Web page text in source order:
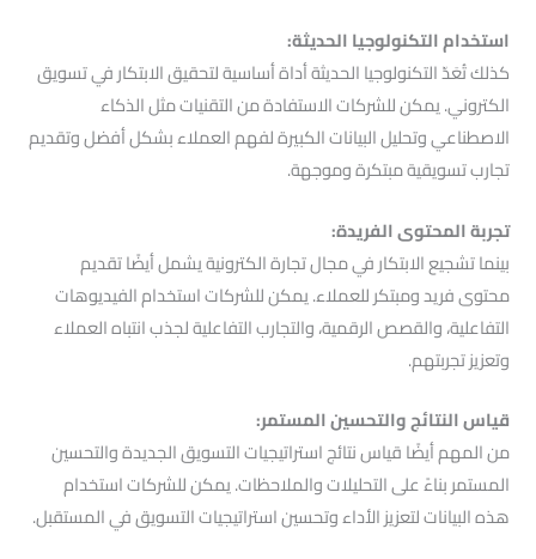
استخدام التكنولوجيا الحديثة:
كذلك تُعَدّ التكنولوجيا الحديثة أداة أساسية لتحقيق الابتكار في تسويق
الكتروني. يمكن للشركات الاستفادة من التقنيات مثل الذكاء
الاصطناعي وتحليل البيانات الكبيرة لفهم العملاء بشكل أفضل وتقديم
تجارب تسويقية مبتكرة وموجهة.
تجربة المحتوى الفريدة:
بينما تشجيع الابتكار في مجال تجارة الكترونية يشمل أيضًا تقديم
محتوى فريد ومبتكر للعملاء. يمكن للشركات استخدام الفيديوهات
التفاعلية، والقصص الرقمية، والتجارب التفاعلية لجذب انتباه العملاء
وتعزيز تجربتهم.
قياس النتائج والتحسين المستمر:
من المهم أيضًا قياس نتائج استراتيجيات التسويق الجديدة والتحسين
المستمر بناءً على التحليلات والملاحظات. يمكن للشركات استخدام
هذه البيانات لتعزيز الأداء وتحسين استراتيجيات التسويق في المستقبل.